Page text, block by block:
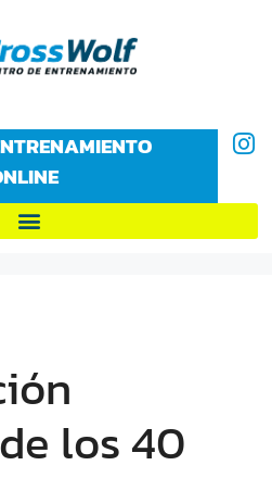
los 40